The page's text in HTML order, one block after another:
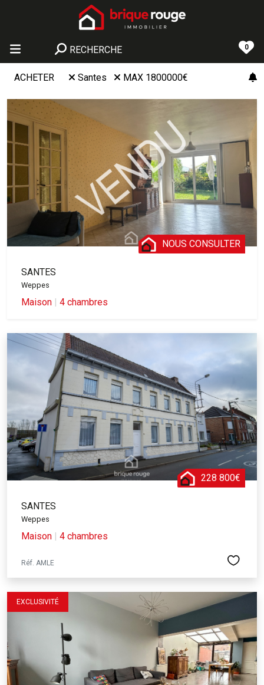
RECHERCHE 0
ACHETER Santes MAX 1800000€
NOUS CONSULTER
SANTES
Weppes
Maison | 4 chambres
228 800€
SANTES
Weppes
Maison | 4 chambres
Réf. AMLE
EXCLUSIVITÉ